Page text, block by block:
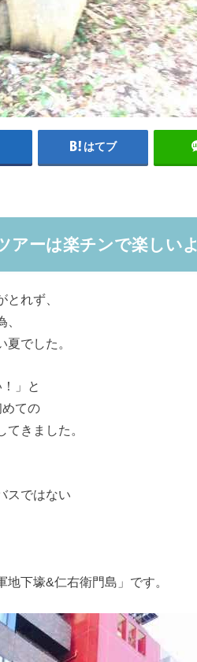
はてブ
アーは楽チンで楽しいよ
れず、
でした。
」と
ての
きました。
スではない
地下壕&仁右衛門島」です。